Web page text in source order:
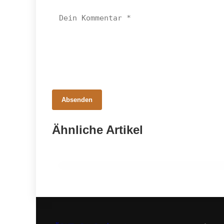
Absenden
Ähnliche Artikel
18. Februar 2026
Meaningful Brands 2025: 78 Prozent